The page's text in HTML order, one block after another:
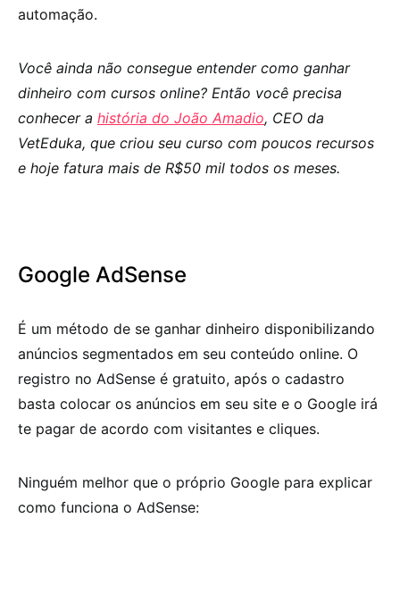
automação.
Você ainda não consegue entender como ganhar
dinheiro com cursos online? Então você precisa
conhecer a história do João Amadio, CEO da
VetEduka, que criou seu curso com poucos recursos
e hoje fatura mais de R$50 mil todos os meses.
Google AdSense
É um método de se ganhar dinheiro disponibilizando
anúncios segmentados em seu conteúdo online. O
registro no AdSense é gratuito, após o cadastro
basta colocar os anúncios em seu site e o Google irá
te pagar de acordo com visitantes e cliques.
Ninguém melhor que o próprio Google para explicar
como funciona o AdSense: